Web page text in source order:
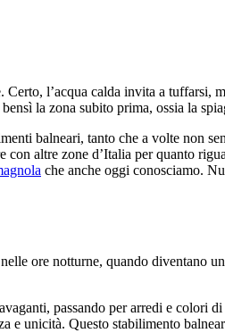
l’acqua calda invita a tuffarsi,
la zona subito prima, ossia la
balneari, tanto che a volte non
altre zone d’Italia per quanto
che anche oggi conosciamo.
ore notturne, quando diventano
passando per arredi e colori
unicità. Questo stabilimento